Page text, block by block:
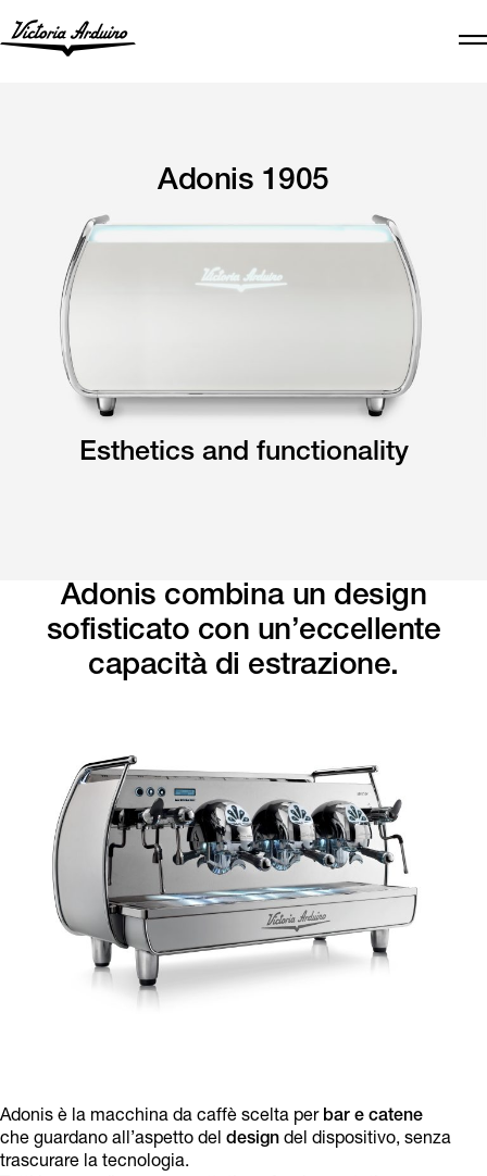
Adonis 1905
Esthetics and functionality
Adonis combina un design
sofisticato con un’eccellente
capacità di estrazione.
Adonis è la macchina da caffè scelta per bar e catene
che guardano all’aspetto del design del dispositivo, senza
trascurare la tecnologia.